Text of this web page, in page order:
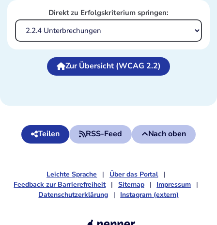
Direkt zu Erfolgskriterium springen:
Zur Übersicht (WCAG 2.2)
Teilen RSS-Feed Nach oben
Leichte Sprache
Über das Portal
Feedback zur Barrierefreiheit
Sitemap
Impressum
Datenschutzerklärung
Instagram (extern)